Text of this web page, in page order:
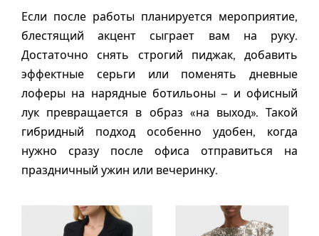
Если после работы планируется мероприятие,
блестящий акцент сыграет вам на руку.
Достаточно снять строгий пиджак, добавить
эффектные серьги или поменять дневные
лоферы на нарядные ботильоны – и офисный
лук превращается в образ «на выход». Такой
гибридный подход особенно удобен, когда
нужно сразу после офиса отправиться на
праздничный ужин или вечеринку.